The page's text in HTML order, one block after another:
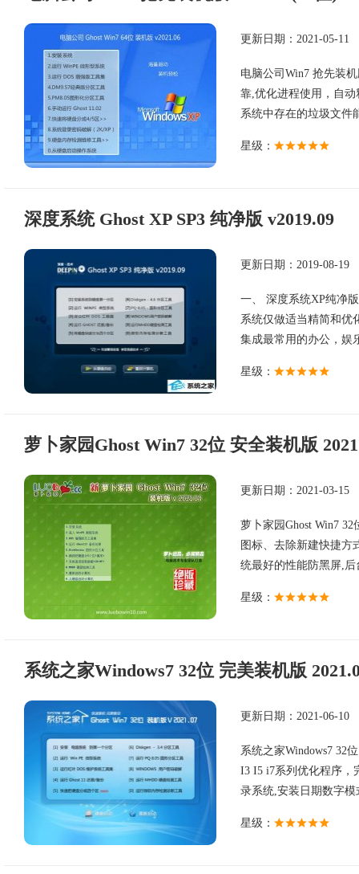
更新日期：2021-05-11
电脑公司Win7 抢先装
靠,优化进程使用，自
系统中存在的垃圾文件
星级：
深度系统 Ghost XP SP3 纯净版 v2019.09
更新日期：2019-08-19
一、 深度系统XP纯净
系统仅做适当精简和优
集成最常用的办公，娱
星级：
萝卜家园Ghost Win7 32位 安全装机版
更新日期：2021-03-15
萝卜家园Ghost Win7
图标、去除新建快捷方
统最好的性能防黑屏,后
星级：
系统之家Windows7 32位 完美装机版
更新日期：2021-06-10
系统之家Windows7 32
I3 I5 i7系列优化程序，
录系统,安装日期数字模
星级：